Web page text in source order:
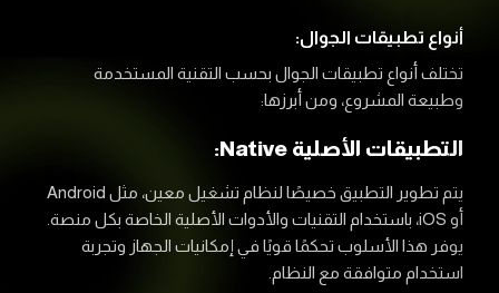
أنواع تطبيقات الجوال:
تختلف أنواع تطبيقات الجوال بحسب التقنية المستخدمة
وطبيعة المشروع، ومن أبرزها:
التطبيقات الأصلية Native:
يتم تطوير التطبيق خصيصًا لنظام تشغيل معين، مثل Android
أو iOS، باستخدام التقنيات والأدوات الأصلية الخاصة بكل منصة.
يوفر هذا الأسلوب تحكمًا قويًا في إمكانيات الجهاز وتجربة
استخدام متوافقة مع النظام.